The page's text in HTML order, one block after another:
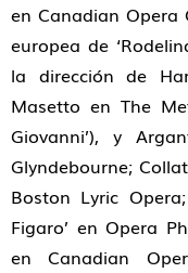
en Canadian
europea de
la dirección de
Masetto en The
Giovanni’), y
Glyndebourne;
Boston Lyric
Figaro’ en Opera
en Canadian